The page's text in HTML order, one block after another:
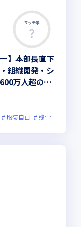
マッチ率
】本部長直下
組織開発・シ
万人超の自
3出社)
服装自由 残業月20時間未満